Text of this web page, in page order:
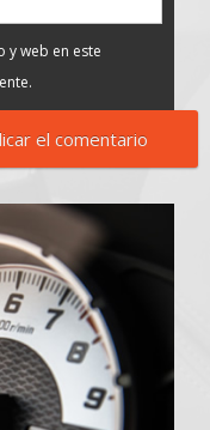
y web en este